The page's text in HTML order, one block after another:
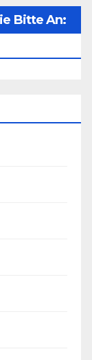
Bitte An: